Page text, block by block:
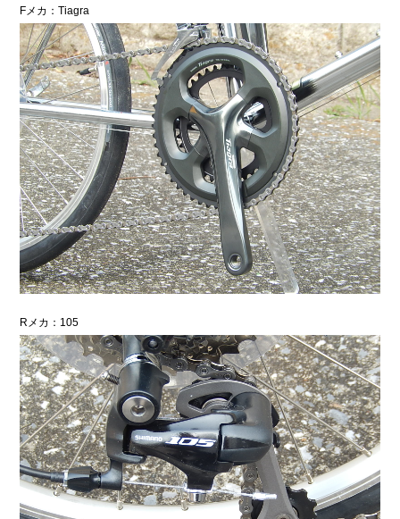
Fメカ：Tiagra
Rメカ：105